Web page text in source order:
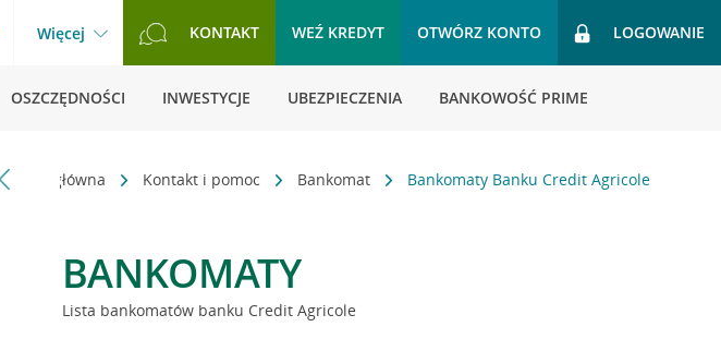
Więcej KONTAKT WEŹ KREDYT OTWÓRZ KONTO LOGOWANIE
OSZCZĘDNOŚCI INWESTYCJE UBEZPIECZENIA BANKOWOŚĆ PRIME
Strona główna Kontakt i pomoc Bankomat Bankomaty Banku Credit Agricole
BANKOMATY
Lista bankomatów banku Credit Agricole